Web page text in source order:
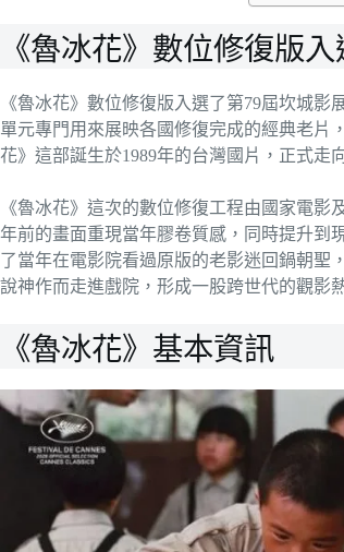
《魯冰花》數位修復版
《魯冰花》數位修復版入選了第79屆坎城影
單元專門用來展映各國修復完成的經典老片
花》這部誕生於1989年的台灣國片，正式走
《魯冰花》這次的數位修復工程由國家電
年前的畫面重現當年膠卷質感，同時提升到
了當年在電影院看過原版的老影迷回鍋朝聖
說神作而走進戲院，形成一股跨世代的觀影
《魯冰花》基本資訊